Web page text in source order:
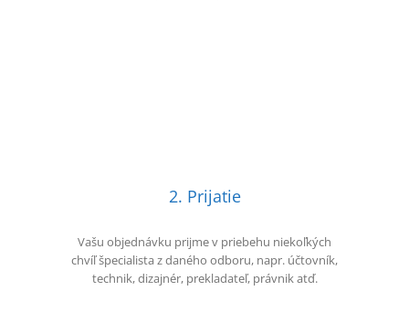
2. Prijatie
Vašu objednávku prijme v priebehu niekoľkých
chvíľ špecialista z daného odboru, napr. účtovník,
technik, dizajnér, prekladateľ, právnik atď.